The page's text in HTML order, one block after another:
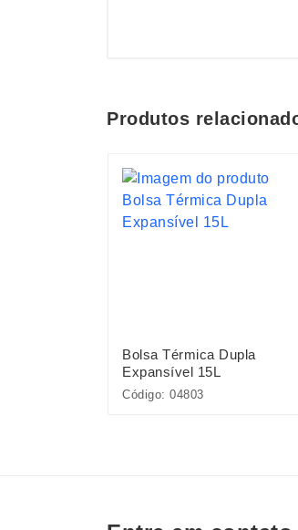
Produtos
Bolsa Térmica Dupla
Expansível 15L
Código: 04803